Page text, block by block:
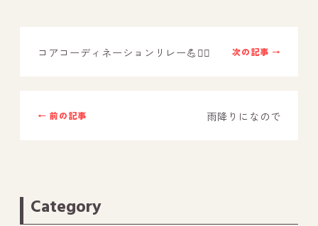
次の記事 →
コアコーディネーションリレー💪🏃‍♂️
← 前の記事 雨降りになので
Category